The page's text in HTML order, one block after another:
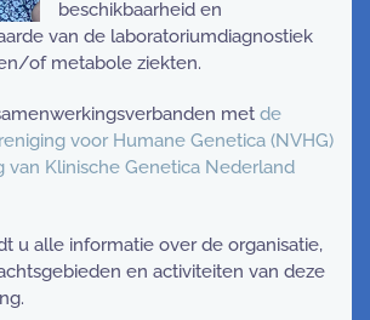
beschikbaarheid en
van de laboratoriumdiagnostiek
of metabole ziekten.
met de
voor Humane Genetica (NVHG)
van Klinische Genetica Nederland
u alle informatie over de organisatie,
en activiteiten van deze